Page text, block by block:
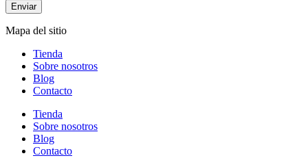
Enviar
Mapa del sitio
Tienda
Sobre nosotros
Blog
Contacto
Tienda
Sobre nosotros
Blog
Contacto